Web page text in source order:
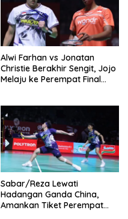
Alwi Farhan vs Jonatan
Christie Berakhir Sengit, Jojo
Melaju ke Perempat Final
Sabar/Reza Lewati
Hadangan Ganda China,
Amankan Tiket Perempat